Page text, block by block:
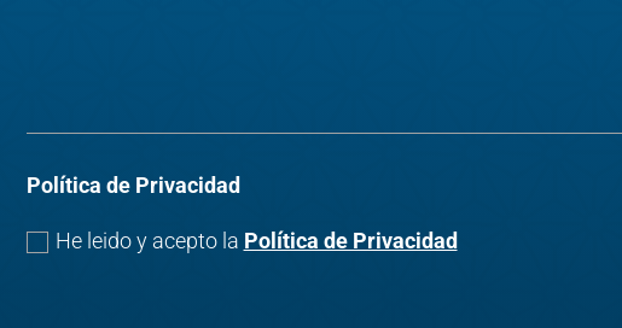
Política de Privacidad
He leido y acepto la Política de Privacidad